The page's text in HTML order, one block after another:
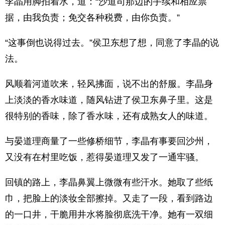
据，由我负责；免交各种税费，由你负责。”
“这事倒也说得过去。”侯卫东想了想，同意了李晶的说
法。
风顺着河道吹来，轻风拂面，说不出的舒服。李晶身
上淡淡的香水味道，随风钻进了侯卫东鼻子里。这是
很特别的香味，除了香水味，还有成熟女人的味道。
与晏道理商量了一些修桥细节，李晶有事要回沙州，
又没有在村里吃饭，惹得晏道理又发了一通牢骚。
回镇的路上，李晶鼻翼上微微有些汗水。她取了些纸
巾，把脸上的淡妆全部擦掉。又走了一段，看到路边
的一口井，干脆用井水将脸彻底洗干净。她有一双细